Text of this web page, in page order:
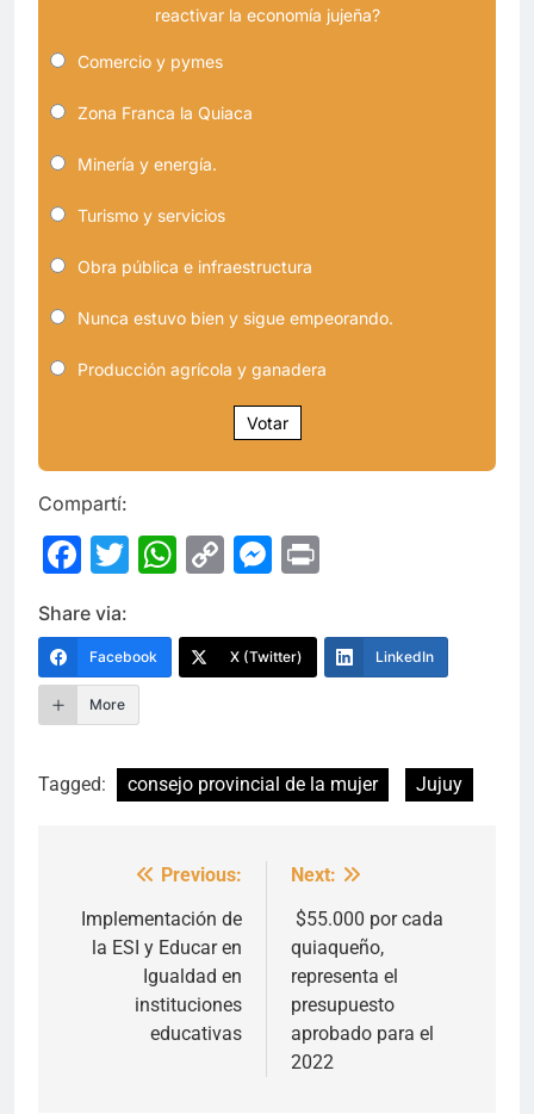
reactivar la economía jujeña?
Comercio y pymes
Zona Franca la Quiaca
Minería y energía.
Turismo y servicios
Obra pública e infraestructura
Nunca estuvo bien y sigue empeorando.
Producción agrícola y ganadera
Votar
Compartí:
Facebook
Twitter
WhatsApp
CopyMessenger
Share via:
Facebook X (Twitter) LinkedIn
More
Tagged: consejo provincial de la mujer Jujuy
Navegación
de
entradas
Previous:
Implementación de
la ESI y Educar en
Igualdad en
instituciones
educativas
Next:
$55.000 por cada
quiaqueño,
representa el
presupuesto
aprobado para el
2022